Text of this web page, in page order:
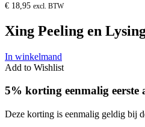
€ 18,95 excl. BTW
Xing Peeling en
In winkelmand
Add to Wishlist
5% korting eenmalig eerste
Deze korting is eenmalig geldig bij